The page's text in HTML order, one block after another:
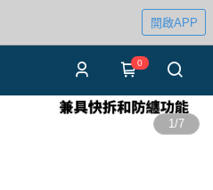
開啟APP
0
1/7